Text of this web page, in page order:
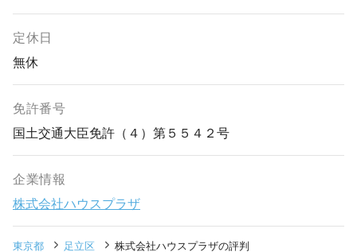
定休日
無休
免許番号
国土交通大臣免許（４）第５５４２号
企業情報
株式会社ハウスプラザ
東京都 足立区 株式会社ハウスプラザの評判